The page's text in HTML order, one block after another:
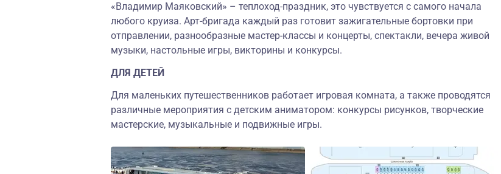
«Владимир Маяковский» – теплоход-праздник, это чувствуется с самого начала
любого круиза. Арт-бригада каждый раз готовит зажигательные бортовки при
отправлении, разнообразные мастер-классы и концерты, спектакли, вечера живой
музыки, настольные игры, викторины и конкурсы.
ДЛЯ ДЕТЕЙ
Для маленьких путешественников работает игровая комната, а также проводятся
различные мероприятия с детским аниматором: конкурсы рисунков, творческие
мастерские, музыкальные и подвижные игры.